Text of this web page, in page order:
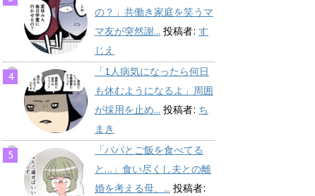
の？」共働き家庭を笑うマ
マ友が突然謝... 投稿者: す
じえ
「1人病気になったら何日
も休むようになるよ」周囲
が採用を止め... 投稿者: ち
まき
「パパとご飯を食べてる
と…」食い尽くし夫との離
婚を考える母、... 投稿者: